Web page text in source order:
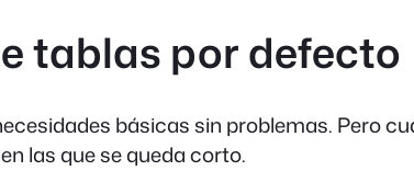
tablas por defecto
básicas sin problemas. Pero
las que se queda corto.